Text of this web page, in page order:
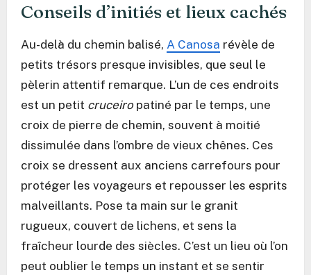
Conseils d’initiés et lieux cachés
Au-delà du chemin balisé, A Canosa révèle de
petits trésors presque invisibles, que seul le
pèlerin attentif remarque. L’un de ces endroits
est un petit cruceiro patiné par le temps, une
croix de pierre de chemin, souvent à moitié
dissimulée dans l’ombre de vieux chênes. Ces
croix se dressent aux anciens carrefours pour
protéger les voyageurs et repousser les esprits
malveillants. Pose ta main sur le granit
rugueux, couvert de lichens, et sens la
fraîcheur lourde des siècles. C’est un lieu où l’on
peut oublier le temps un instant et se sentir